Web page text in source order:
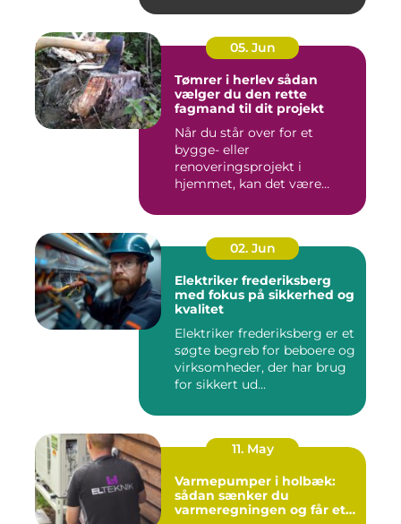
05. Jun
Tømrer i herlev sådan
vælger du den rette
fagmand til dit projekt
Når du står over for et
bygge- eller
renoveringsprojekt i
hjemmet, kan det være
02. Jun
Elektriker frederiksberg
med fokus på sikkerhed og
kvalitet
Elektriker frederiksberg er et
søgte begreb for beboere og
virksomheder, der har brug
for sikkert ud...
11. May
Varmepumper i holbæk:
sådan sænker du
varmeregningen og får et